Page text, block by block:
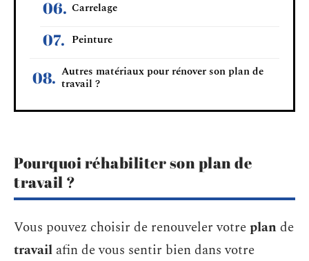
Carrelage
Peinture
Autres matériaux pour rénover son plan de
travail ?
Pourquoi réhabiliter son plan de
travail ?
Vous pouvez choisir de renouveler votreplande
travail afin de vous sentir bien dans votre